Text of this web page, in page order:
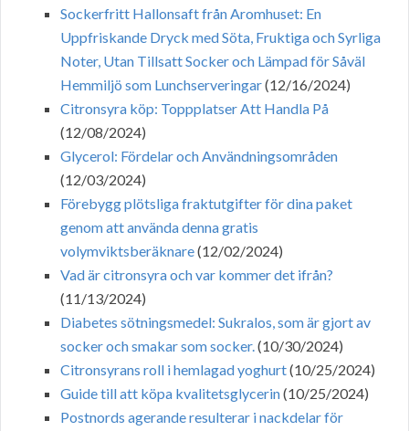
Sockerfritt Hallonsaft från Aromhuset: En
Uppfriskande Dryck med Söta, Fruktiga och Syrliga
Noter, Utan Tillsatt Socker och Lämpad för Såväl
Hemmiljö som Lunchserveringar(12/16/2024)
Citronsyra köp: Toppplatser Att Handla På
(12/08/2024)
Glycerol: Fördelar och Användningsområden
(12/03/2024)
Förebygg plötsliga fraktutgifter för dina paket
genom att använda denna gratis
volymviktsberäknare(12/02/2024)
Vad är citronsyra och var kommer det ifrån?
(11/13/2024)
Diabetes sötningsmedel: Sukralos, som är gjort av
socker och smakar som socker.(10/30/2024)
Citronsyrans roll i hemlagad yoghurt(10/25/2024)
Guide till att köpa kvalitetsglycerin(10/25/2024)
Postnords agerande resulterar i nackdelar för